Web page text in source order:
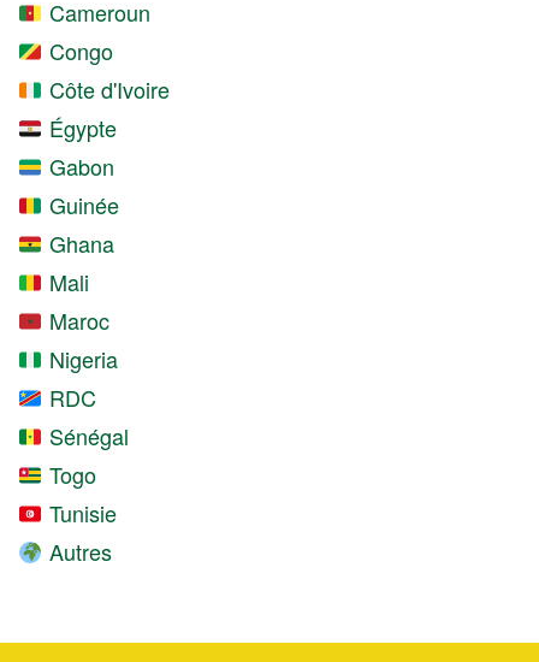
Cameroun
Congo
Côte d'Ivoire
Égypte
Gabon
Guinée
Ghana
Mali
Maroc
Nigeria
RDC
Sénégal
Togo
Tunisie
Autres